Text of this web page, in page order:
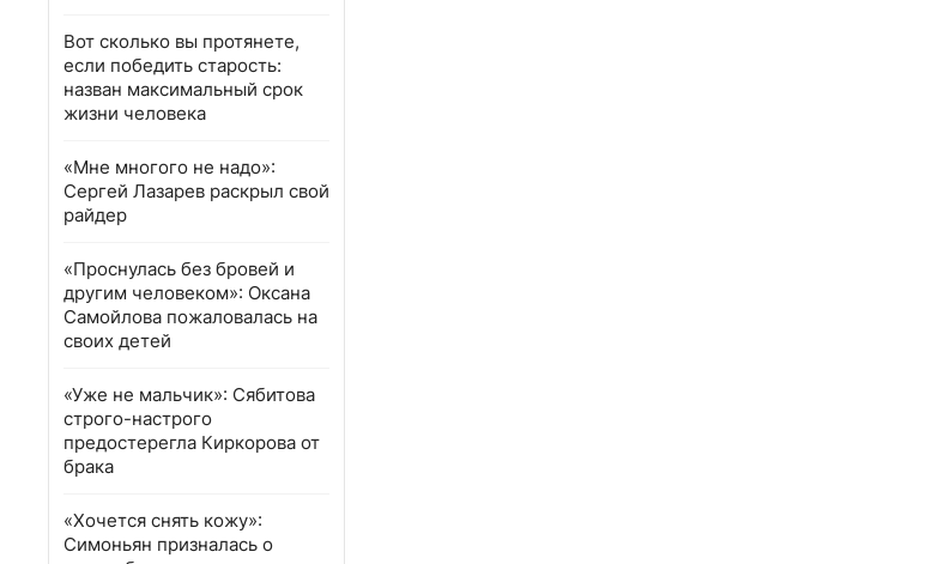
Вот сколько вы протянете,
если победить старость:
назван максимальный срок
жизни человека
«Мне многого не надо»:
Сергей Лазарев раскрыл свой
райдер
«Проснулась без бровей и
другим человеком»: Оксана
Самойлова пожаловалась на
своих детей
«Уже не мальчик»: Сябитова
строго-настрого
предостерегла Киркорова от
брака
«Хочется снять кожу»:
Симоньян призналась о